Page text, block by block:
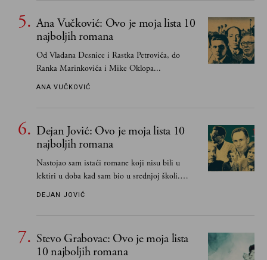
Ana Vučković: Ovo je moja lista 10
najboljih romana
Od Vladana Desnice i Rastka Petrovića, do
Ranka Marinkovića i Mike Oklopa...
ANA VUČKOVIĆ
Dejan Jović: Ovo je moja lista 10
najboljih romana
Nastojao sam istaći romane koji nisu bili u
lektiri u doba kad sam bio u srednjoj školi.
Smatrao sam da su "klasici" već dovoljno
DEJAN JOVIĆ
Stevo Grabovac: Ovo je moja lista
10 najboljih romana